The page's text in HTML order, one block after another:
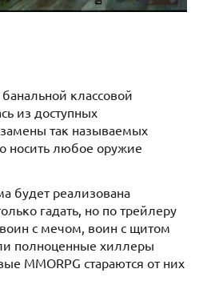
классовой
из доступных
так называемых
носить любое оружие
будет реализована
гадать, но по трейлеру
с мечом, воин с щитом
полноценные хиллеры
MMORPG стараются от них